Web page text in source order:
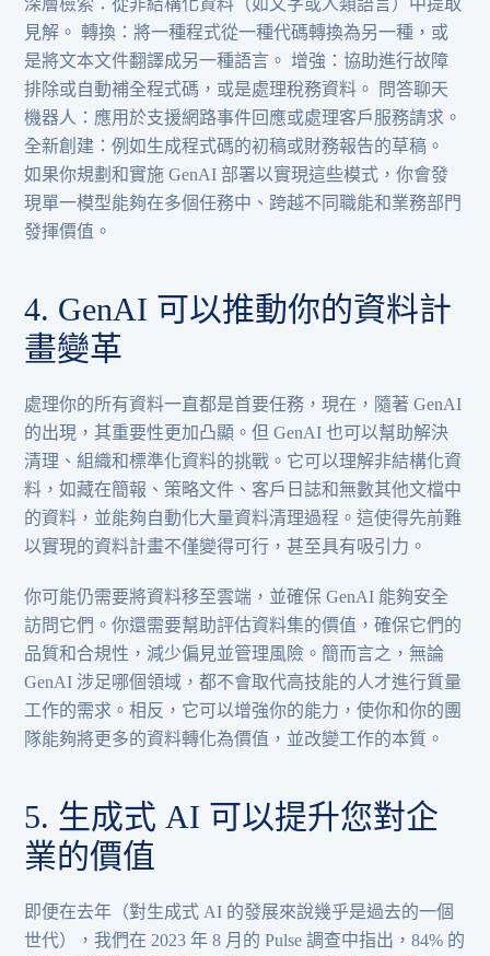
深層檢索：從非結構化資料（如文字或人類語言）中提取
見解。 轉換：將一種程式從一種代碼轉換為另一種，或
是將文本文件翻譯成另一種語言。 增強：協助進行故障
排除或自動補全程式碼，或是處理稅務資料。 問答聊天
機器人：應用於支援網路事件回應或處理客戶服務請求。
全新創建：例如生成程式碼的初稿或財務報告的草稿。
如果你規劃和實施 GenAI 部署以實現這些模式，你會發
現單一模型能夠在多個任務中、跨越不同職能和業務部門
發揮價值。
4. GenAI 可以推動你的資料計
畫變革
處理你的所有資料一直都是首要任務，現在，隨著 GenAI
的出現，其重要性更加凸顯。但 GenAI 也可以幫助解決
清理、組織和標準化資料的挑戰。它可以理解非結構化資
料，如藏在簡報、策略文件、客戶日誌和無數其他文檔中
的資料，並能夠自動化大量資料清理過程。這使得先前難
以實現的資料計畫不僅變得可行，甚至具有吸引力。
你可能仍需要將資料移至雲端，並確保 GenAI 能夠安全
訪問它們。你還需要幫助評估資料集的價值，確保它們的
品質和合規性，減少偏見並管理風險。簡而言之，無論
GenAI 涉足哪個領域，都不會取代高技能的人才進行質量
工作的需求。相反，它可以增強你的能力，使你和你的團
隊能夠將更多的資料轉化為價值，並改變工作的本質。
5. 生成式 AI 可以提升您對企
業的價值
即便在去年（對生成式 AI 的發展來說幾乎是過去的一個
世代），我們在 2023 年 8 月的 Pulse 調查中指出，84% 的